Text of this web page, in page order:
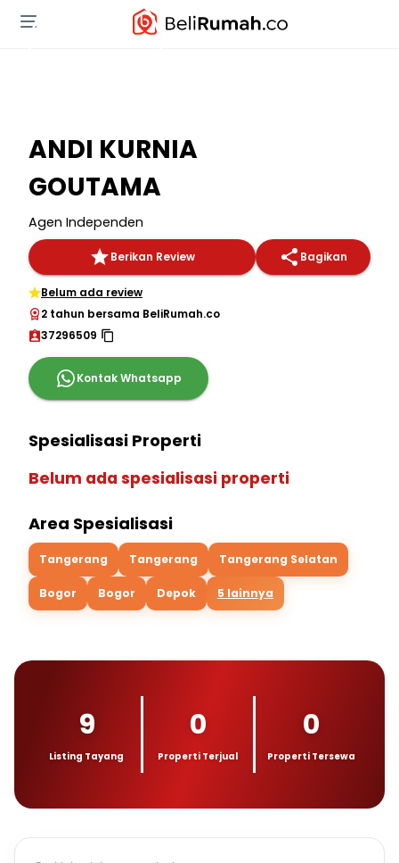
ANDI KURNIA
GOUTAMA
Agen Independen
Berikan Review Bagikan
Belum ada review
2 tahun bersama BeliRumah.co
37296509
Kontak Whatsapp
Spesialisasi Properti
Belum ada spesialisasi properti
Area Spesialisasi
Tangerang Tangerang Tangerang Selatan
Bogor Bogor Depok 5 lainnya
9
Listing Tayang
0
Properti Terjual
0
Properti Tersewa